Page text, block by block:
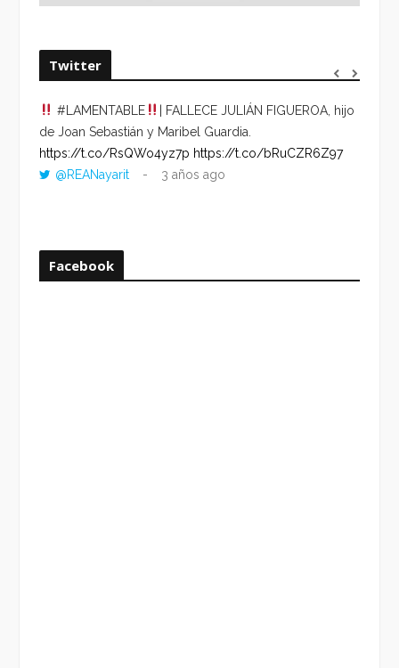
Twitter
#LAMENTABLE
| FALLECE JULIÁN FIGUEROA, hijo
de Joan Sebastián y Maribel Guardia.
https://t.co/RsQWo4yz7p https://t.co/bRuCZR6Z97
@REANayarit
3 años ago
Facebook